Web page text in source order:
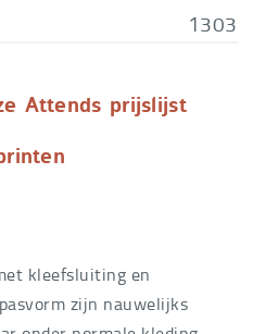
1303
Attends prijslijst
kleefsluiting en
zijn nauwelijks